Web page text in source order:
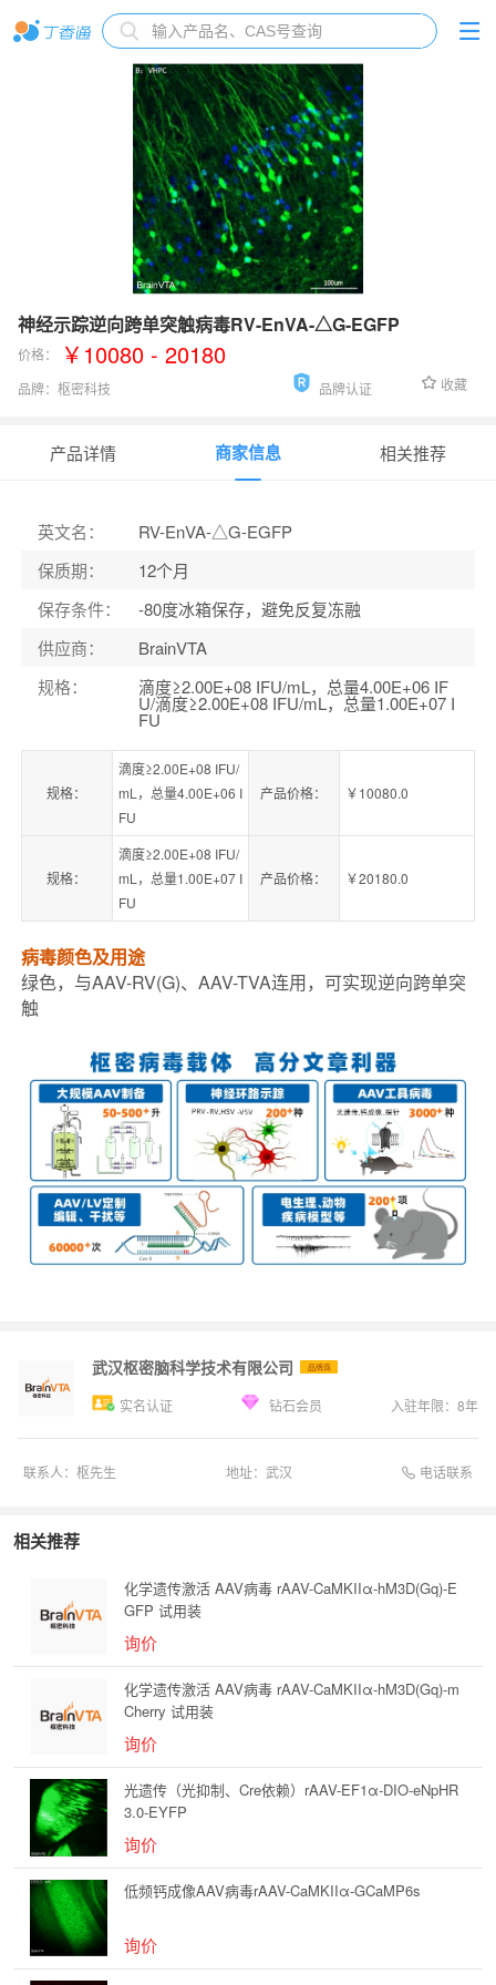
神经示踪逆向跨单突触病毒RV-EnVA-△G-EGFP
价格： ￥10080 - 20180
品牌： 枢密科技 品牌认证 收藏
产品详情 商家信息 相关推荐
英文名：
RV-EnVA-△G-EGFP
保质期：
12个月
保存条件：
-80度冰箱保存，避免反复冻融
供应商：
BrainVTA
规格： 滴度≥2.00E+08 IFU/mL，总量4.00E+06 IF
U/滴度≥2.00E+08 IFU/mL，总量1.00E+07 I
FU
规格：
滴度≥2.00E+08 IFU/
mL，总量4.00E+06 I
FU
产品价格： ￥10080.0
规格：
滴度≥2.00E+08 IFU/
mL，总量1.00E+07 I
FU
产品价格： ￥20180.0
病毒颜色及用途
绿色，与AAV-RV(G)、AAV-TVA连用，可实现逆向跨单突
触
武汉枢密脑科学技术有限公司 品牌商
实名认证 钻石会员 入驻年限： 8年
联系人： 枢先生 地址： 武汉 电话联系
相关推荐
化学遗传激活 AAV病毒 rAAV-CaMKIIα-hM3D(Gq)-E
GFP 试用装
询价
化学遗传激活 AAV病毒 rAAV-CaMKIIα-hM3D(Gq)-m
Cherry 试用装
询价
光遗传（光抑制、Cre依赖）rAAV-EF1α-DIO-eNpHR
3.0-EYFP
询价
低频钙成像AAV病毒rAAV-CaMKIIα-GCaMP6s
询价